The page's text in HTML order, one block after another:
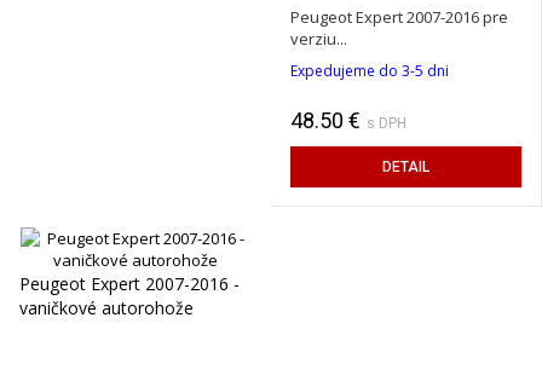
Peugeot Expert 2007-2016 pre
verziu...
Expedujeme do 3-5 dni
48.50 € s DPH
DETAIL
Peugeot Expert 2007-2016 -
vaničkové autorohože